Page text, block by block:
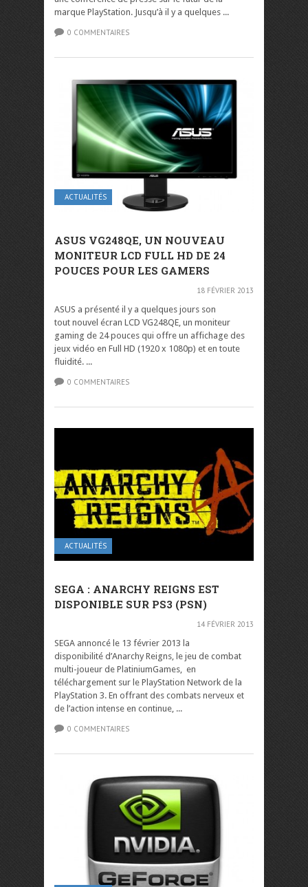
marque PlayStation. Jusqu’à il y a quelques ...
0 COMMENTAIRES
ACTUALITÉS
ASUS VG248QE, UN NOUVEAU
MONITEUR LCD FULL HD DE 24
POUCES POUR LES GAMERS
18 FÉVRIER 2013
ASUS a présenté il y a quelques jours son
tout nouvel écran LCD VG248QE, un moniteur
gaming de 24 pouces qui offre un affichage des
jeux vidéo en Full HD (1920 x 1080p) et en toute
fluidité. ...
0 COMMENTAIRES
ACTUALITÉS
SEGA : ANARCHY REIGNS EST
DISPONIBLE SUR PS3 (PSN)
14 FÉVRIER 2013
SEGA annoncé le 13 février 2013 la
disponibilité d’Anarchy Reigns, le jeu de combat
multi-joueur de PlatiniumGames, en
téléchargement sur le PlayStation Network de la
PlayStation 3. En offrant des combats nerveux et
de l’action intense en continue, ...
0 COMMENTAIRES